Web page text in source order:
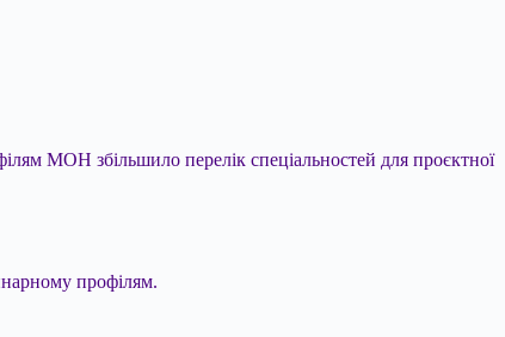
МОН збільшило перелік спеціальностей для проєктної
профілям.